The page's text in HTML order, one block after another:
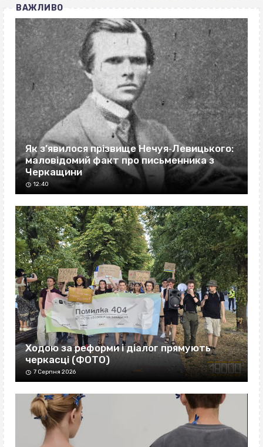
ВАЖЛИВО
Як з’явилося прізвище Нечуя‐Левицького:
маловідомий факт про письменника з
Черкащини
12:40
Ходою за реформи і діалог прямують
черкасці (ФОТО)
7 Серпня 2026